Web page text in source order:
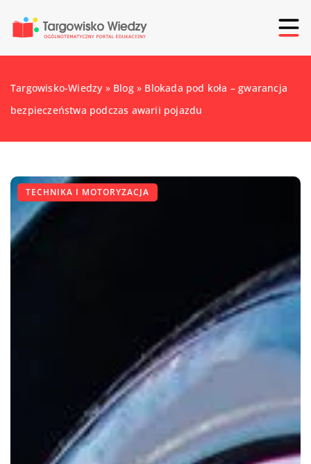
Targowisko-Wiedzy » Blog» Blokada pod koła – gwarancja
bezpieczeństwa podczas awarii pojazdu
TECHNIKA I MOTORYZACJA